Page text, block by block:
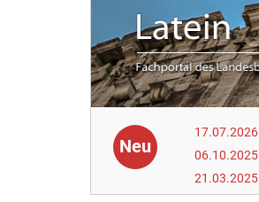
e
:
Neu
17.07.2026
06.10.2025
21.03.2025